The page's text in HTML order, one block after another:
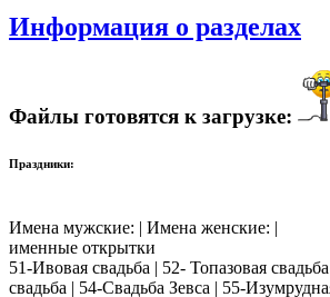
Информация о разделах
Файлы готовятся к загрузке:
Праздники:
Имена мужские: | Имена женские: |
именные открытки
51-Ивовая свадьба | 52- Топазовая
свадьба | 54-Свадьба Зевса | 55-